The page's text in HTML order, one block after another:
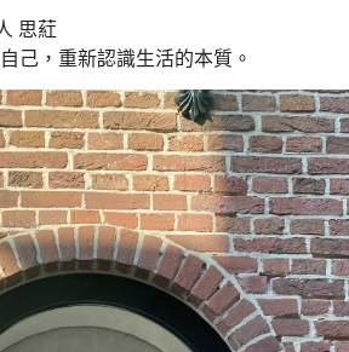
思葒
己，重新認識生活的本質。